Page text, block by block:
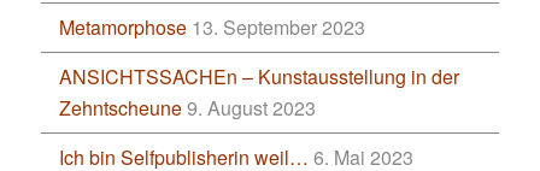
Metamorphose 13. September 2023
ANSICHTSSACHEn – Kunstausstellung in der
Zehntscheune9. August 2023
Ich bin Selfpublisherin weil… 6. Mai 2023